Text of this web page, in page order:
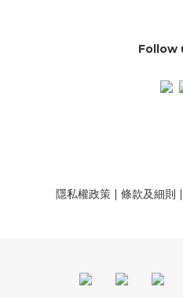
Follow
隱私權政策| 條款及細則